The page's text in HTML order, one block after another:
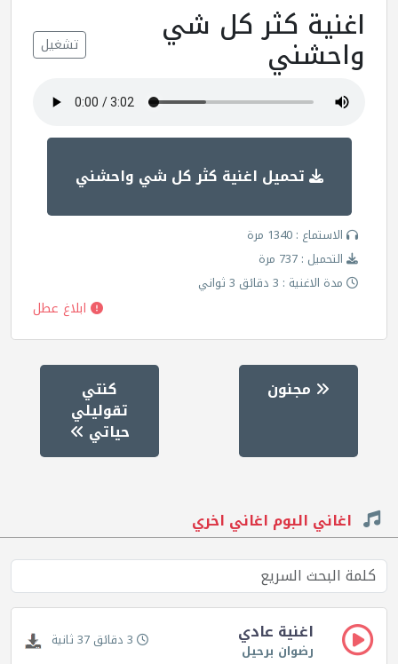
اغنية كثر كل شي
واحشني تشغيل
تحميل اغنية كثر كل شي واحشني
الاستماع : 1340 مرة
التحميل : 737 مرة
مدة الاغنية : 3 دقائق 3 ثواني
ابلاغ عطل
مجنون كنتي
تقوليلي
حياتي
اغاني البوم اغاني اخري
اغنية عادي
رضوان برحيل 3 دقائق 37 ثانية